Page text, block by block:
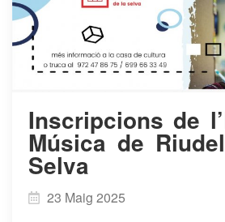
​Inscripcions de
Música de
Selva
23 Maig 2025